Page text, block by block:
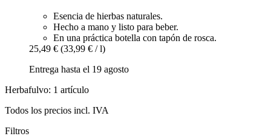
Esencia de hierbas naturales.
Hecho a mano y listo para beber.
En una práctica botella con tapón de rosca.
25,49 € (33,99 € / l)
Entrega hasta el 19 agosto
Herbafulvo: 1 artículo
Todos los precios incl. IVA
Filtros